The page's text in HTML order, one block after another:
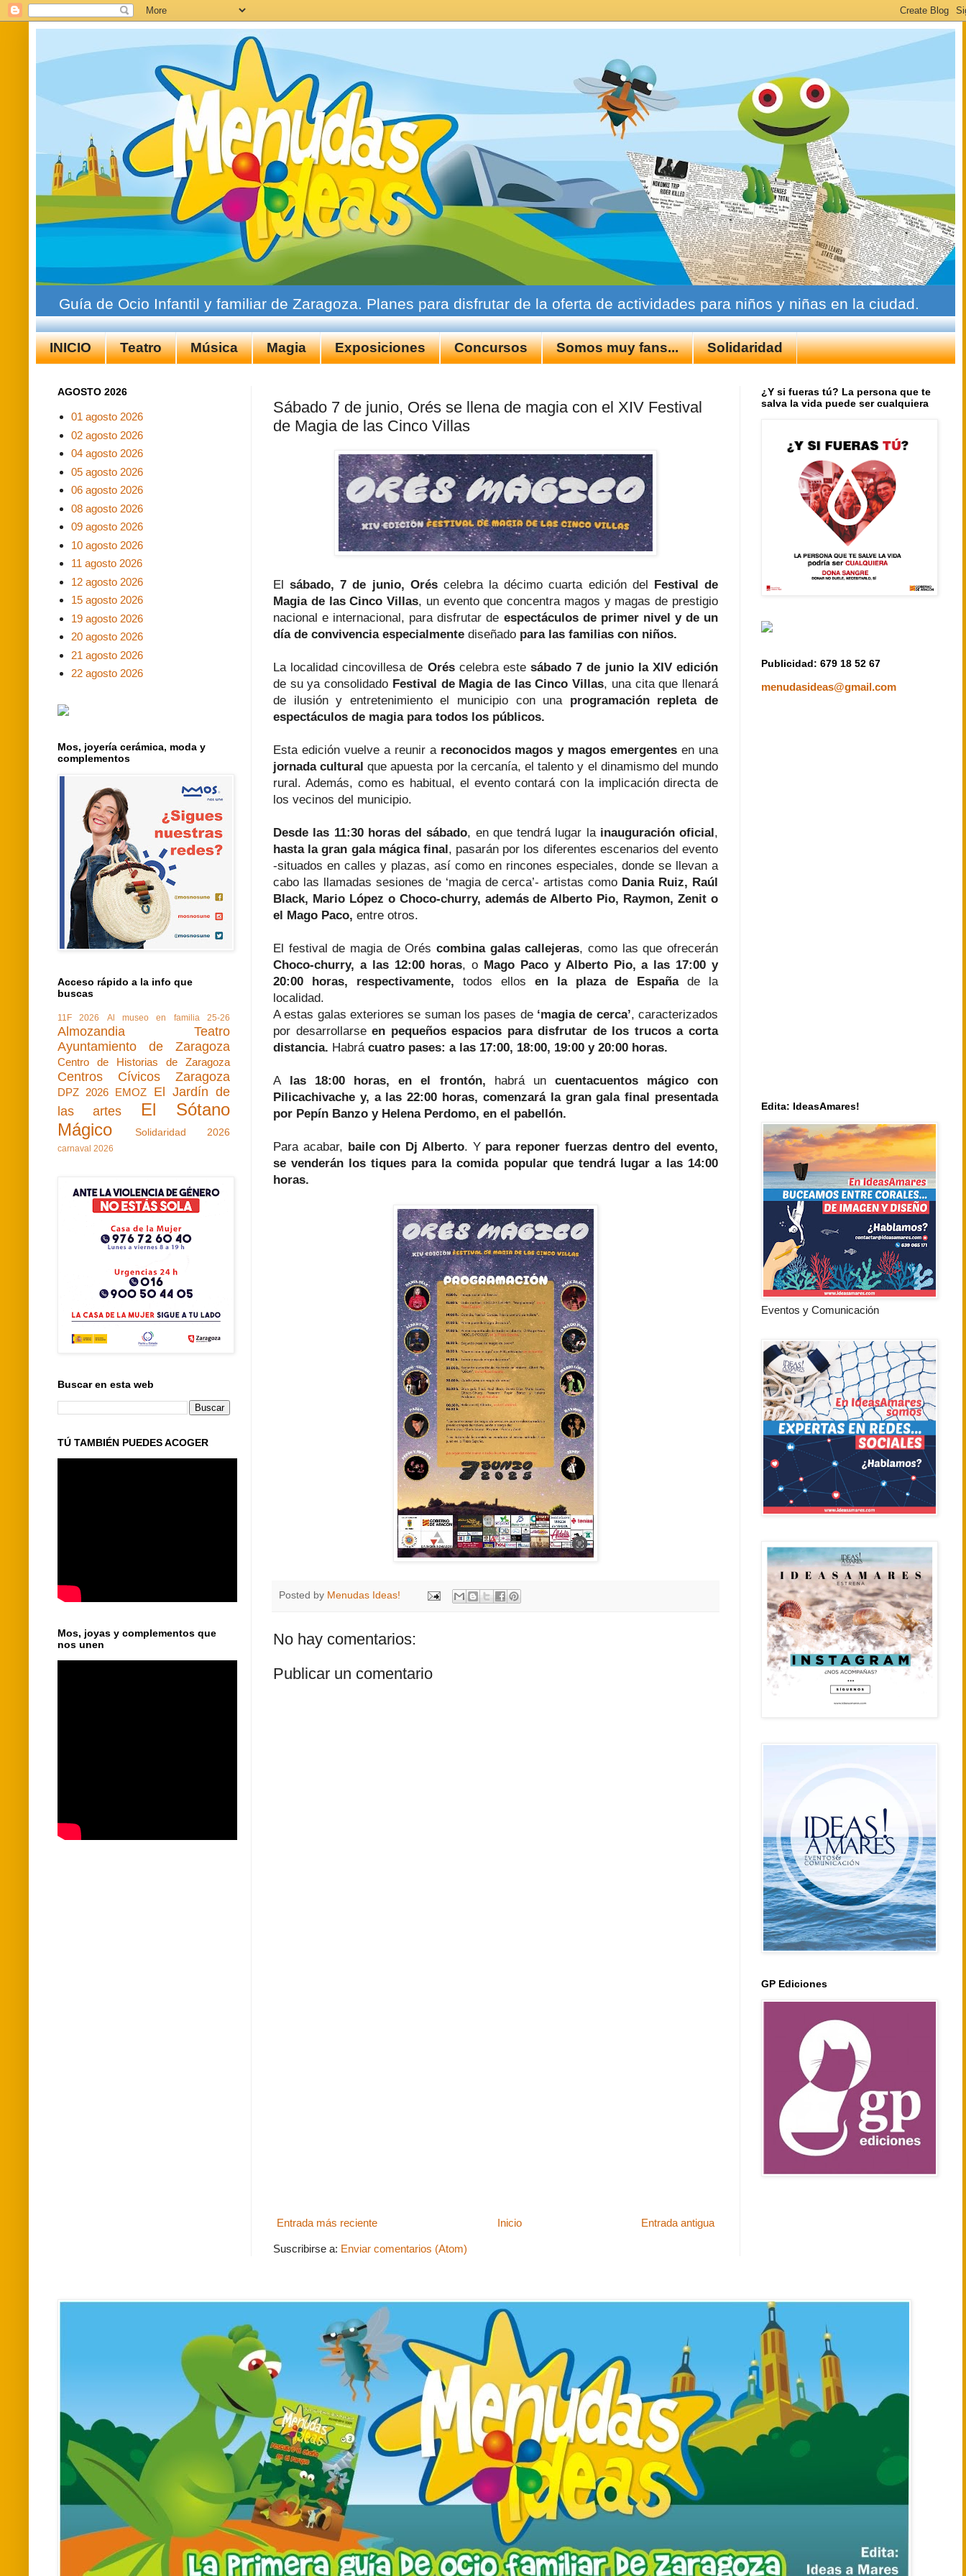
Guía de Ocio Infantil y familiar de Zaragoza. Planes para disfrutar de la oferta de actividades para niños y niñas en la ciudad.
INICIO Teatro Música Magia Exposiciones Concursos Somos muy fans... Solidaridad
Sábado 7 de junio, Orés se llena de magia con el XIV Festival
de Magia de las Cinco Villas
Elsábado, 7 de junio, Oréscelebra la décimo cuarta edición del Festival de
Magia de las Cinco Villas, un evento que concentra magos y magas de prestigio
nacional e internacional, para disfrutar de espectáculos de primer nivel y de un
día de convivencia especialmente diseñado para las familias con niños.
La localidad cincovillesa de Oréscelebra estesábado 7 de junio la XIV edición
de su ya consolidado Festival de Magia de las Cinco Villas, una cita que llenará
de ilusión y entretenimiento el municipio con una programación repleta de
espectáculos de magia para todos los públicos.
Esta edición vuelve a reunir a reconocidos magos y magos emergentes en una
jornada cultural que apuesta por la cercanía, el talento y el dinamismo del mundo
rural. Además, como es habitual, el evento contará con la implicación directa de
los vecinos del municipio.
Desde las 11:30 horas del sábado, en que tendrá lugar la inauguración oficial,
hasta la gran gala mágica final, pasarán por los diferentes escenarios del evento
-situados en calles y plazas, así como en rincones especiales, donde se llevan a
cabo las llamadas sesiones de ‘magia de cerca’- artistas como Dania Ruiz, Raúl
Black, Mario López o Choco-churry, además de Alberto Pio, Raymon, Zenit o
el Mago Paco, entre otros.
El festival de magia de Orés combina galas callejeras, como las que ofrecerán
Choco-churry, a las 12:00 horas, o Mago Paco y Alberto Pio, a las 17:00 y
20:00 horas, respectivamente, todos ellos en la plaza de Españade la
localidad.
A estas galas exteriores se suman los pases de ‘magia de cerca’, caracterizados
por desarrollarseen pequeños espacios para disfrutar de los trucos a corta
distancia. Habrá cuatro pases: a las 17:00, 18:00, 19:00 y 20:00 horas.
A las 18:00 horas, en el frontón, habrá un cuentacuentos mágico con
Pilicachivache y, a las 22:00 horas, comenzará la gran gala final presentada
por Pepín Banzo y Helena Perdomo, en el pabellón.
Para acabar, baile con Dj Alberto. Y para reponer fuerzas dentro del evento,
se venderán los tiques para la comida popular que tendrá lugar a las 14:00
horas.
Posted by Menudas Ideas!
No hay comentarios:
Publicar un comentario
Entrada más reciente Entrada antigua
Inicio
Suscribirse a: Enviar comentarios (Atom)
AGOSTO 2026
01 agosto 2026
02 agosto 2026
04 agosto 2026
05 agosto 2026
06 agosto 2026
08 agosto 2026
09 agosto 2026
10 agosto 2026
11 agosto 2026
12 agosto 2026
15 agosto 2026
19 agosto 2026
20 agosto 2026
21 agosto 2026
22 agosto 2026
Mos, joyería cerámica, moda y
complementos
Acceso rápido a la info que
buscas
11F 2026 Al museo en familia 25-26
Almozandia Teatro
Ayuntamiento de Zaragoza
Centro de Historias de Zaragoza
Centros Cívicos Zaragoza
DPZ 2026 EMOZ
El Jardín de
las artes
El Sótano
Mágico
Solidaridad 2026
carnaval 2026
Buscar en esta web
TÚ TAMBIÉN PUEDES ACOGER
Mos, joyas y complementos que
nos unen
¿Y si fueras tú? La persona que te
salva la vida puede ser cualquiera
Publicidad: 679 18 52 67
menudasideas@gmail.com
Edita: IdeasAmares!
Eventos y Comunicación
GP Ediciones